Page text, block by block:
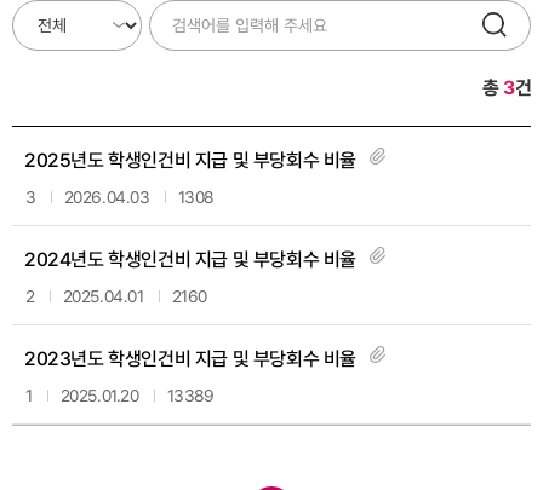
총 3건
3
2025년도 학생인건비 지급 및 부당회수 비율
2026.04.03 1308
2
2024년도 학생인건비 지급 및 부당회수 비율
2025.04.01 2160
1
2023년도 학생인건비 지급 및 부당회수 비율
2025.01.20 13389